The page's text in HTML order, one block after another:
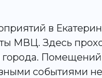
в
МВЦ. Здесь
событиями